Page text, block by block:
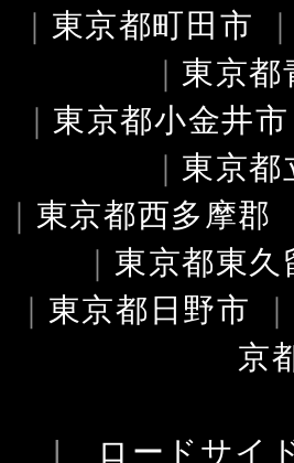
｜ 東京都町田市 ｜
｜ 東京都
｜ 東京都小金井市
｜ 東京都
｜ 東京都西多摩郡
｜ 東京都東久
｜ 東京都日野市 ｜
京
| ロードサイ